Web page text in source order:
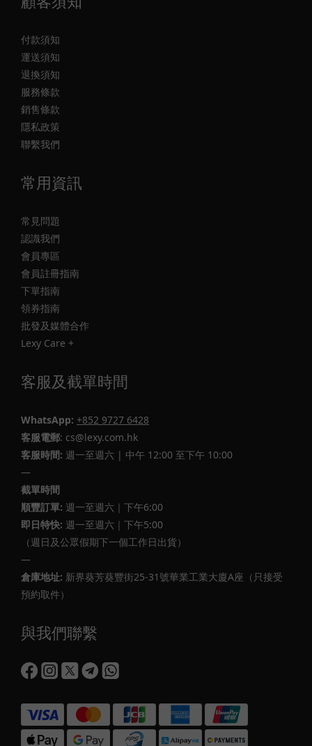
付款須知
運送須知
退換須知
服務條款
銷售條款
隱私政策
聯繫我們
常用資訊
常見問題
認識我們
會員專區
會員註冊指南
下單指南
領券指南
批發及媒體合作
Lexy Care +
客服及截單時間
WhatsApp: +852 9727 6428
客服電郵: cs@lexy.com.hk
客服時間: 週一至週六 | 中午 12:00 至下午 10:00
—
截單時間
順豐訂單: 週一至週六｜下午6:00
即日特快: 週一至週六｜下午5:00
（週日及公眾假期下一個工作日出貨）
—
倉庫地址: 新界葵芳葵豐街25-31號華業工業大廈A座（只接受
預約取件）
與我們聯繫